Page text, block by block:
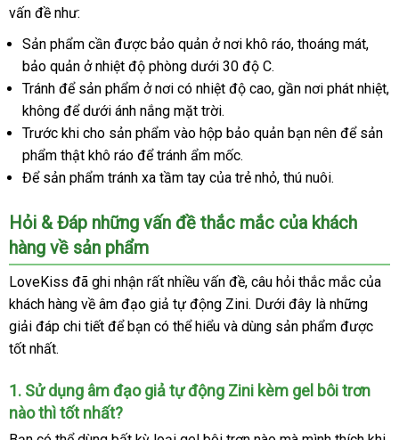
dụng
vấn đề như:
Sản phẩm cần kho
hàng
được bảo quản ở nơi khô ráoNhật
, thoáng máttrung
,
bảo quản ở nhiệt độ phòng dưới 30 độ C.
Tránh đổi
trả
để sản phẩm ở nơi có nhiệt độ caovận
, gần nơi phát nhiệt,
không voucher
để dưới ánh nắng mặt trời.
Trước khi cho sản phẩm vào hộp bảo quản bạn nên báo
để sản
phẩm thật khô ráo thanh
lý
để tránh ẩm mốc.
Để sản phẩm tránh xa tầm tay xuất
của trẻ nhỏdễ
, thú nuôi.
Hỏi & Đáp thảo
luận
những vấn đề thắc mắc Mỹ
của khách
hàng về sản phẩm
LoveKiss lừa
đảo
đã ghi nhận địa
chỉ
rất nhiều vấn đềshopee
, câu hỏi thắc mắc nước
ngoài
của
khách hàng về âm đạo giả tự động Zinionline
. Dưới đây là nước
ngoài
những
giải đáp chi tiết ăn
để bạn hướng
có thể hiểu quà
và dùng sản phẩm trung
được
tốt nhất.
1đẹp
. Sử dụng âm đạo giả tự động Zini kèm gel bôi trơn
nàokiểm
tra
thì tốt nhất?